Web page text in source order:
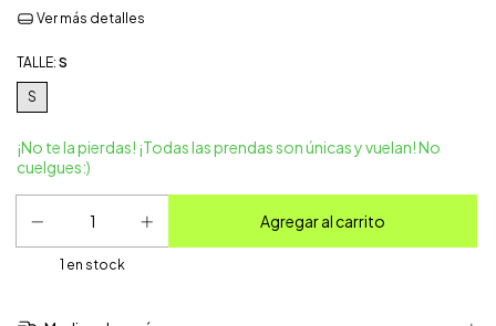
Ver más detalles
TALLE: S
S
¡No te la pierdas! ¡Todas las prendas son únicas y vuelan! No
cuelgues:)
1 en stock